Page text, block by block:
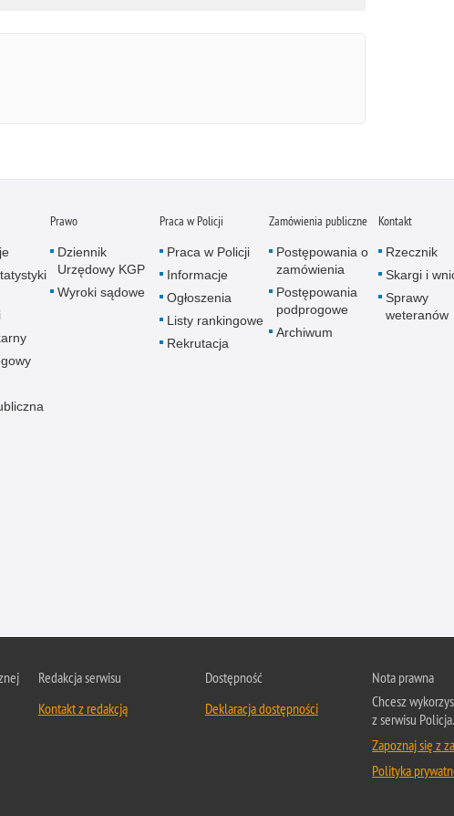
Prawo
Dziennik
Urzędowy KGP
Wyroki sądowe
Praca w Policji
Praca w Policji
Informacje
Ogłoszenia
Listy rankingowe
Rekrutacja
Zamówienia publiczne
Postępowania o
zamówienia
Postępowania
podprogowe
Archiwum
Kontakt
Rzecznik
Skargi i
Sprawy
weteranów
Redakcja serwisu
Kontakt z redakcją
Dostępność
Deklaracja dostępności
Nota prawna
Chcesz
z serwisu
Zapoznaj się z
Polityka